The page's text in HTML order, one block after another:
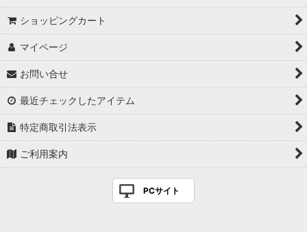
ショッピングカート
マイページ
お問い合せ
最近チェックしたアイテム
特定商取引法表示
ご利用案内
PCサイト